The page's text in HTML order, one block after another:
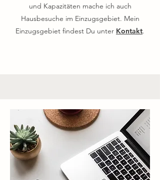
und Kapazitäten mache ich auch
Hausbesuche im Einzugsgebiet. Mein
Einzugsgebiet findest Du unter Kontakt.